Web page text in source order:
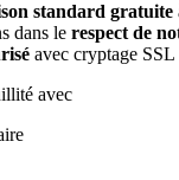
standard gratuite
dans le respect de
avec cryptage SSL
avec